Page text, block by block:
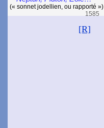
(« sonnet jodel­lien, ou rappor­té »)
1585
[R]